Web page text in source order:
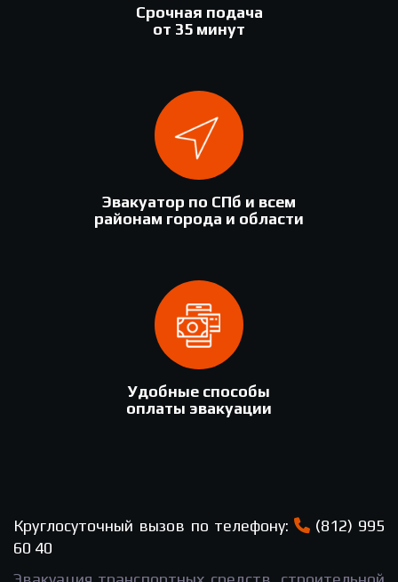
Срочная подача
от 35 минут
Эвакуатор по СПб и всем
районам города и области
Удобные способы
оплаты эвакуации
Круглосуточный вызов по телефону:
(812) 995
60 40